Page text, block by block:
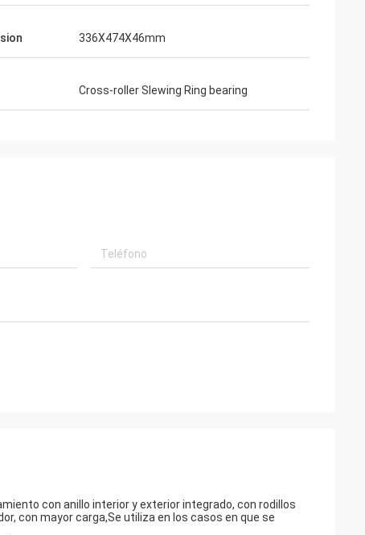
336X474X46mm
Cross-roller Slewing Ring bearing
con anillo interior y exterior integrado, con rodillos
con mayor carga,Se utiliza en los casos en que se